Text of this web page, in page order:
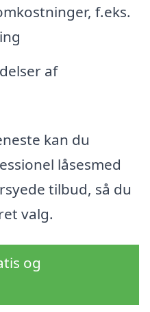
f.eks.
af
kan du
låsesmed
tilbud, så du
valg.
og